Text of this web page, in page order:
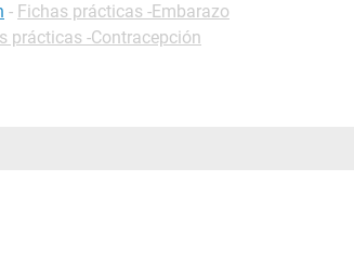
- Fichas prácticas -Embarazo
prácticas -Contracepción